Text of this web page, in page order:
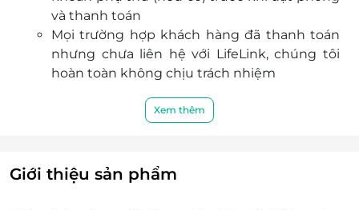
và thanh toán
Mọi trường hợp khách hàng đã thanh toán
nhưng chưa liên hệ với LifeLink, chúng tôi
hoàn toàn không chịu trách nhiệm
Hướng nhìn: Window No View
Xem thêm
Giới thiệu sản phẩm